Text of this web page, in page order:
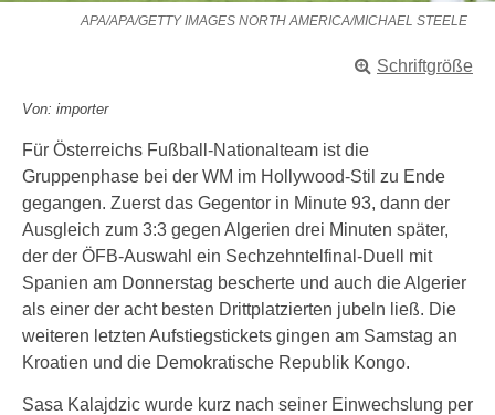
APA/APA/GETTY IMAGES NORTH AMERICA/MICHAEL STEELE
Schriftgröße
Von: importer
Für Österreichs Fußball-Nationalteam ist die
Gruppenphase bei der WM im Hollywood-Stil zu Ende
gegangen. Zuerst das Gegentor in Minute 93, dann der
Ausgleich zum 3:3 gegen Algerien drei Minuten später,
der der ÖFB-Auswahl ein Sechzehntelfinal-Duell mit
Spanien am Donnerstag bescherte und auch die Algerier
als einer der acht besten Drittplatzierten jubeln ließ. Die
weiteren letzten Aufstiegstickets gingen am Samstag an
Kroatien und die Demokratische Republik Kongo.
Sasa Kalajdzic wurde kurz nach seiner Einwechslung per